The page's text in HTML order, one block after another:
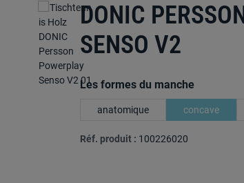
DONIC
SENSO V2
Sélectionnez
Les formes du manche
anatomique concave
Réf. produit : 100226020